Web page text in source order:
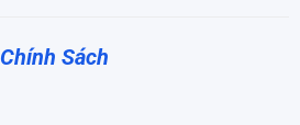
Chính Sách